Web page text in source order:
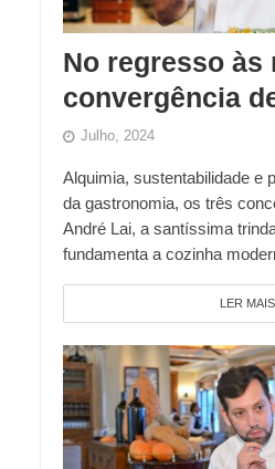
No regresso às
convergência
Julho, 2024
Alquimia, sustentabilidade e
da gastronomia, os três
André Lai, a santíssima
fundamenta a cozinha
LER MAIS